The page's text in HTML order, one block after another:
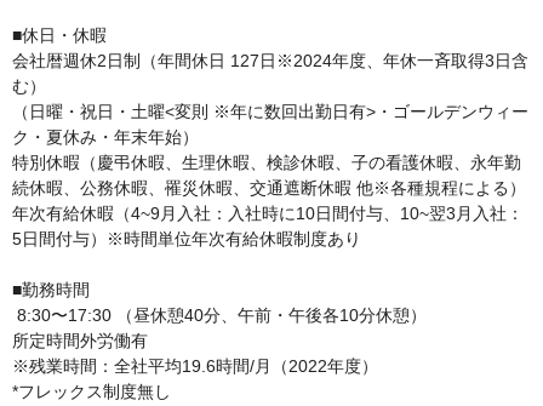
■休日・休暇
会社暦週休2日制（年間休日 127日※2024年度、年休一斉取得3日含
む）
（日曜・祝日・土曜<変則 ※年に数回出勤日有>・ゴールデンウィー
ク・夏休み・年末年始）
特別休暇（慶弔休暇、生理休暇、検診休暇、子の看護休暇、永年勤
続休暇、公務休暇、罹災休暇、交通遮断休暇 他※各種規程による）
年次有給休暇（4~9月入社：入社時に10日間付与、10~翌3月入社：
5日間付与）※時間単位年次有給休暇制度あり
■勤務時間
所定時間外労働有
※残業時間：全社平均19.6時間/月（2022年度）
*フレックス制度無し